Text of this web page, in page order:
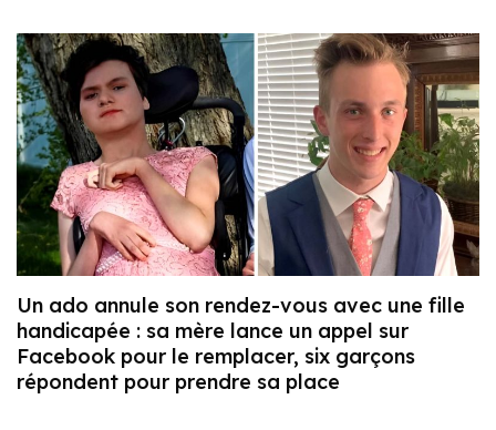
Un ado annule son rendez-vous avec une fille
handicapée : sa mère lance un appel sur
Facebook pour le remplacer, six garçons
répondent pour prendre sa place